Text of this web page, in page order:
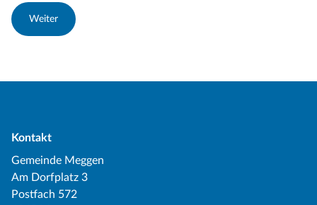
Kontakt
Gemeinde Meggen
Am Dorfplatz 3
Postfach 572